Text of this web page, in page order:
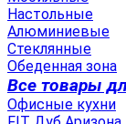
Настольные
Алюминиевые
Стеклянные
Обеденная зона
Все товары
Офисные кухни